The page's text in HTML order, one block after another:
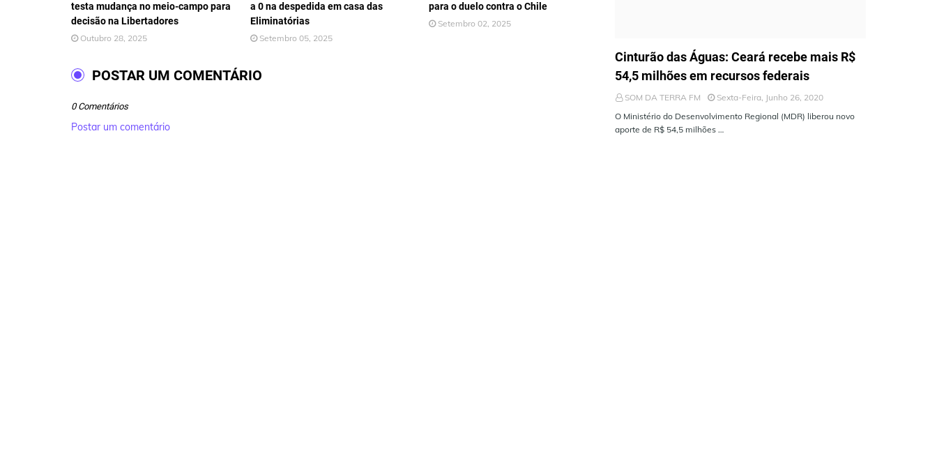
testa mudança no meio-campo para
decisão na Libertadores
Outubro 28, 2025
a 0 na despedida em casa das
Eliminatórias
Setembro 05, 2025
para o duelo contra o Chile
Setembro 02, 2025
POSTAR UM COMENTÁRIO
0 Comentários
Postar um comentário
Cinturão das Águas: Ceará recebe mais R$
54,5 milhões em recursos federais
SOM DA TERRA FM
Sexta-Feira, Junho 26, 2020
O Ministério do Desenvolvimento Regional (MDR) liberou novo
aporte de R$ 54,5 milhões …